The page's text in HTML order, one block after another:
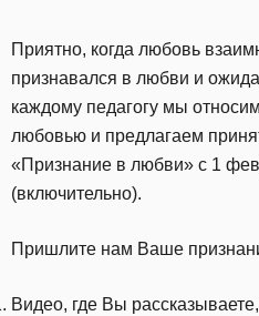
Приятно, когда любовь
признавался в любви и
каждому педагогу мы
любовью и предлагаем
«Признание в любви» с 1
(включительно).
Пришлите нам Ваше
Видео, где Вы